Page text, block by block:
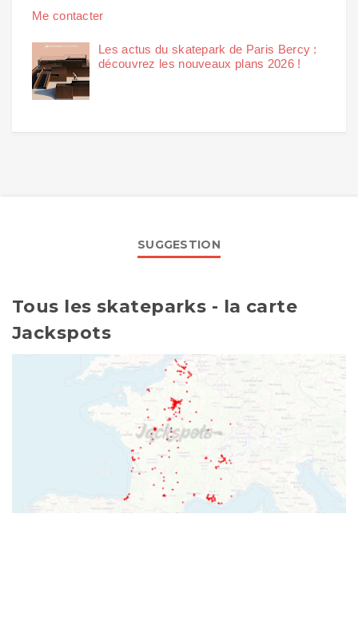
Me contacter
Les actus du skatepark de Paris Bercy :
découvrez les nouveaux plans 2026 !
SUGGESTION
Tous les skateparks - la carte
Jackspots